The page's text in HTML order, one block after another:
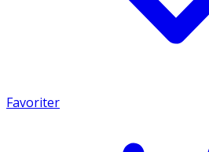
Favoriter